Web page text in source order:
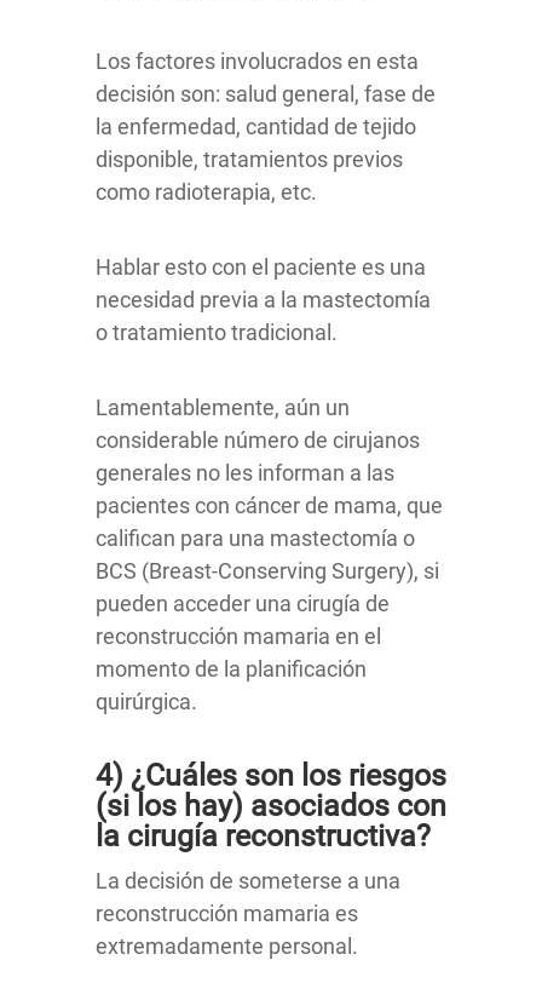
Los factores involucrados en esta
decisión son: salud general, fase de
la enfermedad, cantidad de tejido
disponible, tratamientos previos
como radioterapia, etc.
Hablar esto con el paciente es una
necesidad previa a la mastectomía
o tratamiento tradicional.
Lamentablemente, aún un
considerable número de cirujanos
generales no les informan a las
pacientes con cáncer de mama, que
califican para una mastectomía o
BCS (Breast-Conserving Surgery), si
pueden acceder una cirugía de
reconstrucción mamaria en el
momento de la planificación
quirúrgica.
4) ¿Cuáles son los riesgos
(si los hay) asociados con
la cirugía reconstructiva?
La decisión de someterse a una
reconstrucción mamaria es
extremadamente personal.